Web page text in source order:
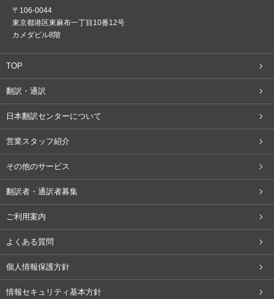
〒106-0044
東京都港区東麻布一丁目10番12号
カメダビル8階
TOP
翻訳・通訳
日本翻訳センターについて
営業スタッフ紹介
その他のサービス
翻訳者・通訳者募集
ご利用案内
よくある質問
個人情報保護方針
情報セキュリティ基本方針